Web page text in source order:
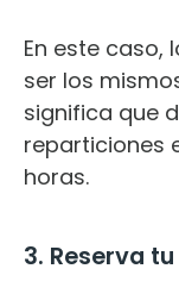
En este caso,
ser los
significa que
reparticiones
horas.
3. Reserva